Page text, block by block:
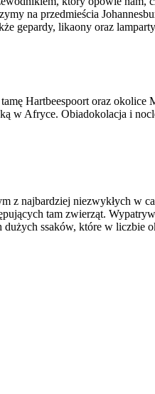
na przedmieścia
gepardy, likaony oraz
Hartbeespoort oraz okolice
w Afryce. Obiadokolacja i
z najbardziej niezwykłych w
tam zwierząt.
ssaków, które w liczbie